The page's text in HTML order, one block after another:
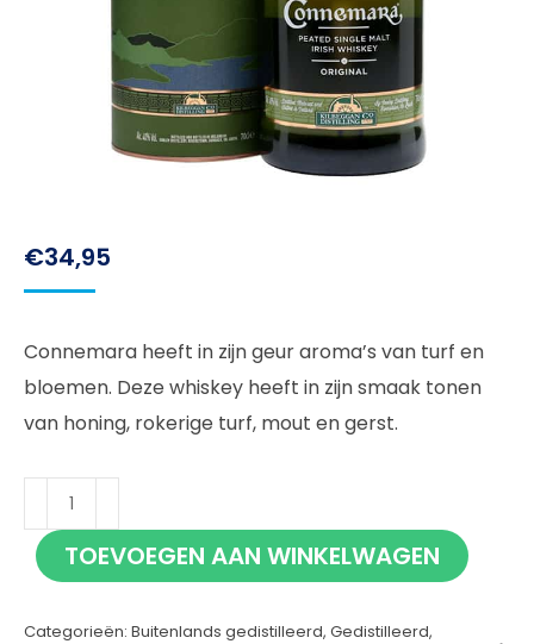
€34,95
Connemara heeft in zijn geur aroma’s van turf en
bloemen. Deze whiskey heeft in zijn smaak tonen
van honing, rokerige turf, mout en gerst.
Connemara
70cl
aantalTOEVOEGEN AAN WINKELWAGEN
Categorieën: Buitenlands gedistilleerd, Gedistilleerd,